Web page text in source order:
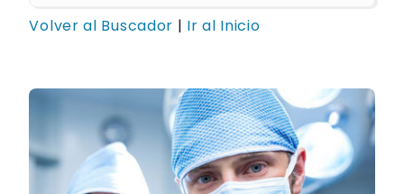
Volver al Buscador | Ir al Inicio